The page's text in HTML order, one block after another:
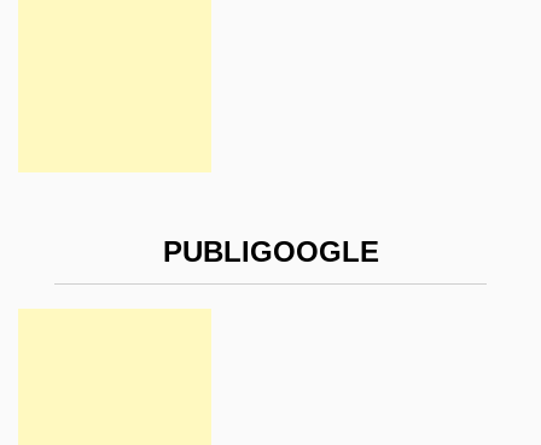
PUBLIGOOGLE